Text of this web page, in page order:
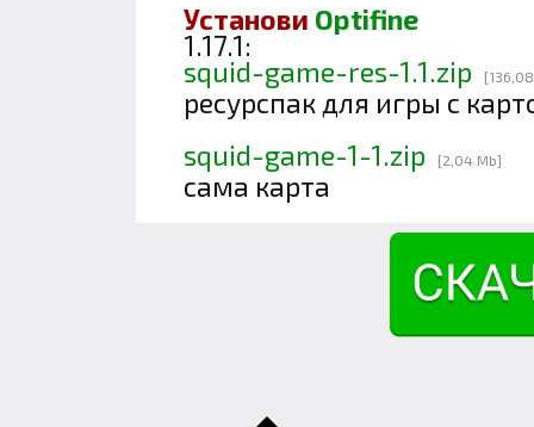
Установи Optifine
1.17.1:
squid-game-res-1.1.zip
ресурспак для игры с
squid-game-1-1.zip
[2,04 Mb]
сама карта